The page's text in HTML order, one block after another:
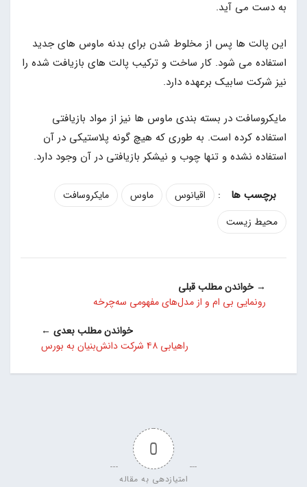
به دست می آید.
این پالت ها پس از مخلوط شدن برای بدنه ماوس های جدید
استفاده می شود. کار ساخت و ترکیب پالت های بازیافت شده را
نیز شرکت سابیک برعهده دارد.
مایکروسافت در بسته بندی ماوس ها نیز از مواد بازیافتی
استفاده کرده است. به طوری که هیچ گونه پلاستیکی در آن
استفاده نشده و تنها چوب و نیشکر بازیافتی در آن وجود دارد.
: اقیانوس ماوس
مایکروسافت
محیط زیست
→ خواندن مطلب قبلی
رونمایی بی ام و از مدل‌های مفهومی سه‌چرخه
خواندن مطلب بعدی ←
راهیابی ۴۸ شرکت دانش‌بنیان به بورس
0
امتیازدهی به مقاله